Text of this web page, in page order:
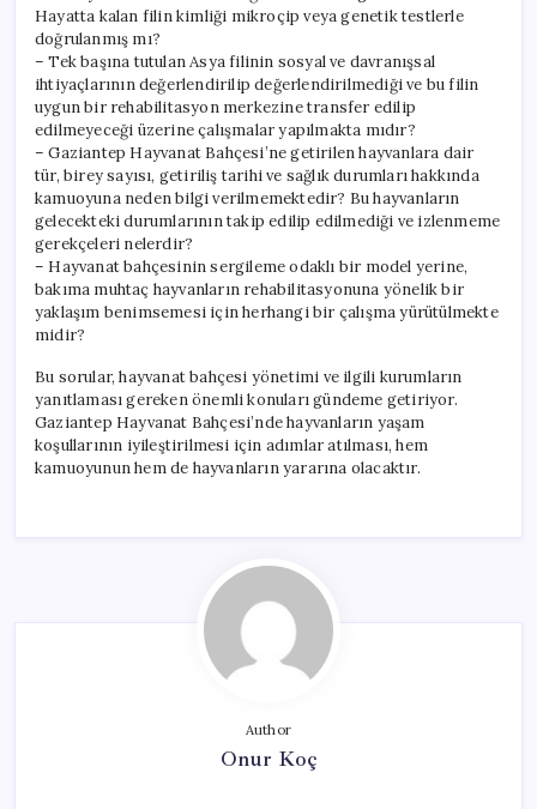
Hayatta kalan filin kimliği mikroçip veya genetik testlerle
doğrulanmış mı?
– Tek başına tutulan Asya filinin sosyal ve davranışsal
ihtiyaçlarının değerlendirilip değerlendirilmediği ve bu filin
uygun bir rehabilitasyon merkezine transfer edilip
edilmeyeceği üzerine çalışmalar yapılmakta mıdır?
– Gaziantep Hayvanat Bahçesi’ne getirilen hayvanlara dair
tür, birey sayısı, getiriliş tarihi ve sağlık durumları hakkında
kamuoyuna neden bilgi verilmemektedir? Bu hayvanların
gelecekteki durumlarının takip edilip edilmediği ve izlenmeme
gerekçeleri nelerdir?
– Hayvanat bahçesinin sergileme odaklı bir model yerine,
bakıma muhtaç hayvanların rehabilitasyonuna yönelik bir
yaklaşım benimsemesi için herhangi bir çalışma yürütülmekte
midir?
Bu sorular, hayvanat bahçesi yönetimi ve ilgili kurumların
yanıtlaması gereken önemli konuları gündeme getiriyor.
Gaziantep Hayvanat Bahçesi’nde hayvanların yaşam
koşullarının iyileştirilmesi için adımlar atılması, hem
kamuoyunun hem de hayvanların yararına olacaktır.
Author
Onur Koç